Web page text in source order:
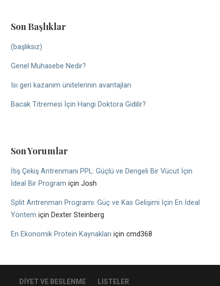
Son Başlıklar
(başlıksız)
Genel Muhasebe Nedir?
Isı geri kazanım ünitelerinin avantajları
Bacak Titremesi İçin Hangi Doktora Gidilir?
Son Yorumlar
İtiş Çekiş Antrenmanı PPL: Güçlü ve Dengeli Bir Vücut İçin
İdeal Bir Program içinJosh
Split Antrenman Programı: Güç ve Kas Gelişimi İçin En İdeal
Yöntem için Dexter Steinberg
En Ekonomik Protein Kaynakları içincmd368
DIYET VE BESLENME
LISTELER